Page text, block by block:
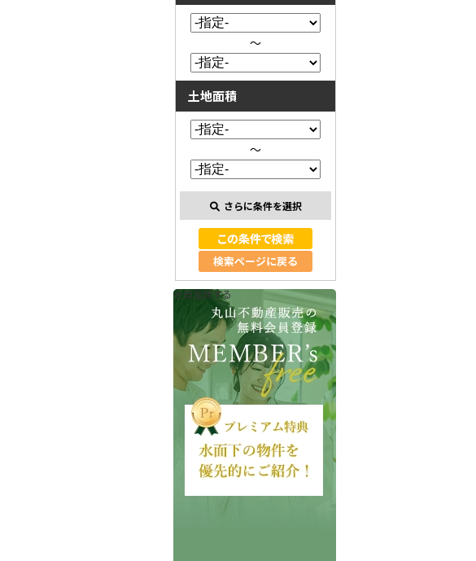
～
土地面積
～
さらに条件を選択
検索ページに戻る
会員登録する